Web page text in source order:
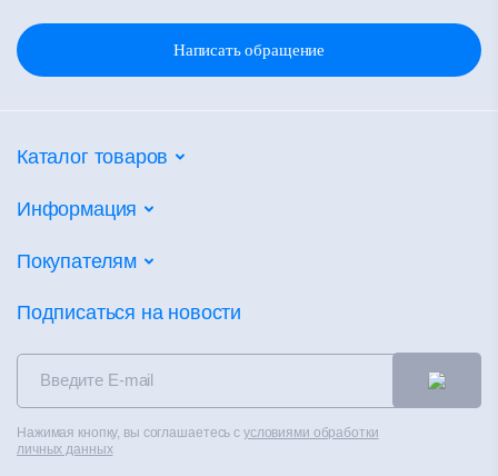
Написать обращение
Каталог товаров
Потолочные системы
Напольные покрытия
Фальшпол
Теплоизоляция
Чистые помещения
Вентилируемые фасады
Информация
Партнеры
Новости
Контакты
Контакты
Покупателям
Калькуляторы
Альбом технических решений
Каталоги
Полезное
Подписаться на новости
Нажимая кнопку, вы соглашаетесь с условиями обработки
личных данных